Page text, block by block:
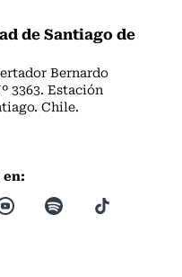
de Santiago de
Bernardo
3363. Estación
Chile.